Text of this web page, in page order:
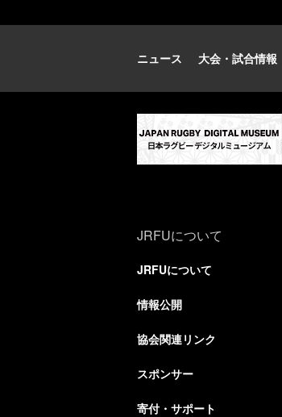
ニュース 大会・試合情報
JRFUについて
JRFUについて
情報公開
協会関連リンク
スポンサー
寄付・サポート